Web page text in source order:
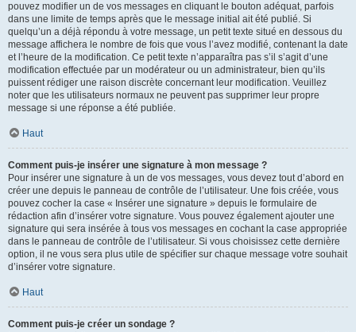
pouvez modifier un de vos messages en cliquant le bouton adéquat, parfois
dans une limite de temps après que le message initial ait été publié. Si
quelqu’un a déjà répondu à votre message, un petit texte situé en dessous du
message affichera le nombre de fois que vous l’avez modifié, contenant la date
et l’heure de la modification. Ce petit texte n’apparaîtra pas s’il s’agit d’une
modification effectuée par un modérateur ou un administrateur, bien qu’ils
puissent rédiger une raison discrète concernant leur modification. Veuillez
noter que les utilisateurs normaux ne peuvent pas supprimer leur propre
message si une réponse a été publiée.
Haut
Comment puis-je insérer une signature à mon message ?
Pour insérer une signature à un de vos messages, vous devez tout d’abord en
créer une depuis le panneau de contrôle de l’utilisateur. Une fois créée, vous
pouvez cocher la case « Insérer une signature » depuis le formulaire de
rédaction afin d’insérer votre signature. Vous pouvez également ajouter une
signature qui sera insérée à tous vos messages en cochant la case appropriée
dans le panneau de contrôle de l’utilisateur. Si vous choisissez cette dernière
option, il ne vous sera plus utile de spécifier sur chaque message votre souhait
d’insérer votre signature.
Haut
Comment puis-je créer un sondage ?